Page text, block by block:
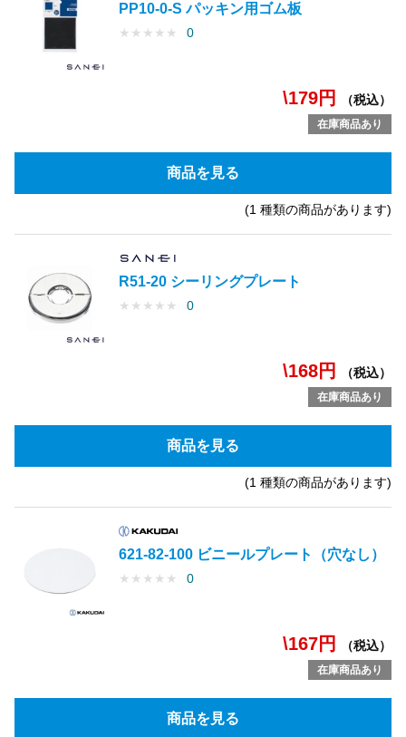
PP10-0-S パッキン用ゴム板
★ ★ ★ ★ ★ 0
\179円 （税込）
在庫商品あり
商品を見る
(1 種類の商品があります)
R51-20 シーリングプレート
★ ★ ★ ★ ★ 0
\168円 （税込）
在庫商品あり
商品を見る
(1 種類の商品があります)
621-82-100 ビニールプレート（穴なし）
★ ★ ★ ★ ★ 0
\167円 （税込）
在庫商品あり
商品を見る